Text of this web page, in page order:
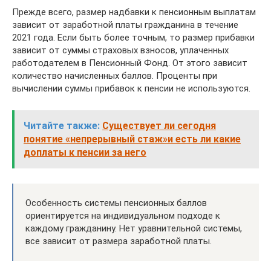
Прежде всего, размер надбавки к пенсионным выплатам
зависит от заработной платы гражданина в течение
2021 года. Если быть более точным, то размер прибавки
зависит от суммы страховых взносов, уплаченных
работодателем в Пенсионный Фонд. От этого зависит
количество начисленных баллов. Проценты при
вычислении суммы прибавок к пенсии не используются.
Читайте также: Существует ли сегодня
понятие «непрерывный стаж»и есть ли какие
доплаты к пенсии за него
Особенность системы пенсионных баллов
ориентируется на индивидуальном подходе к
каждому гражданину. Нет уравнительной системы,
все зависит от размера заработной платы.